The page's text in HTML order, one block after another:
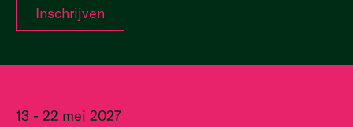
13 - 22 mei 2027